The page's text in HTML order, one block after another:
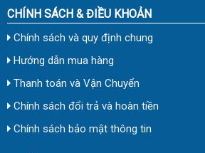
CHÍNH SÁCH & ĐIỀU KHOẢN
Chính sách và quy định chung
Hướng dẫn mua hàng
Thanh toán và Vận Chuyển
Chính sách đổi trả và hoàn tiền
Chính sách bảo mật thông tin